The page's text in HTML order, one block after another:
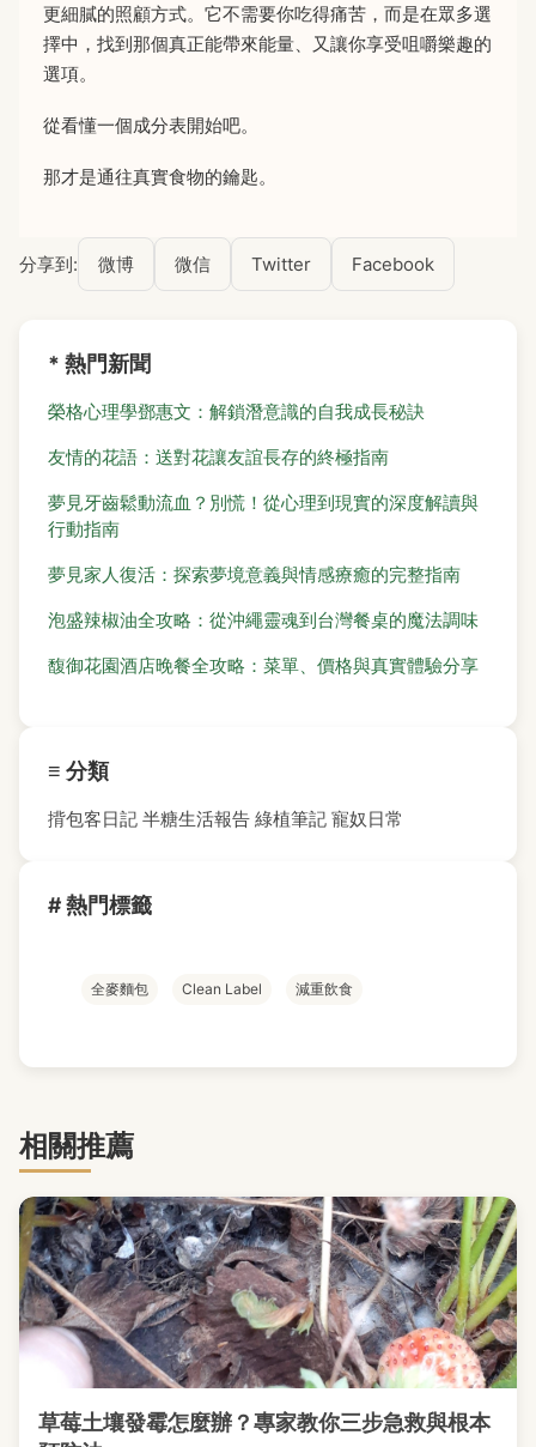
更細膩的照顧方式。它不需要你吃得痛苦，而是在眾多選
擇中，找到那個真正能帶來能量、又讓你享受咀嚼樂趣的
選項。
從看懂一個成分表開始吧。
那才是通往真實食物的鑰匙。
分享到: 微博 微信 Twitter Facebook
* 熱門新聞
榮格心理學鄧惠文：解鎖潛意識的自我成長秘訣
友情的花語：送對花讓友誼長存的終極指南
夢見牙齒鬆動流血？別慌！從心理到現實的深度解讀與
行動指南
夢見家人復活：探索夢境意義與情感療癒的完整指南
泡盛辣椒油全攻略：從沖繩靈魂到台灣餐桌的魔法調味
馥御花園酒店晚餐全攻略：菜單、價格與真實體驗分享
≡ 分類
揹包客日記 半糖生活報告 綠植筆記 寵奴日常
# 熱門標籤
全麥麵包 Clean Label 減重飲食
相關推薦
草莓土壤發霉怎麼辦？專家教你三步急救與根本